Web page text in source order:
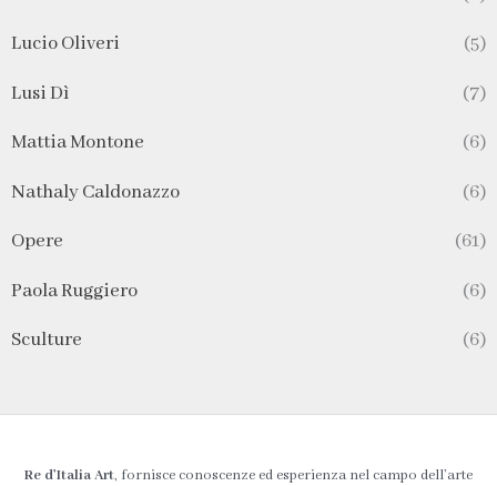
Lucio Oliveri (5)
Lusi Dì (7)
Mattia Montone (6)
Nathaly Caldonazzo (6)
Opere (61)
Paola Ruggiero (6)
Sculture (6)
Re d’Italia Art, fornisce conoscenze ed esperienza nel campo dell’arte